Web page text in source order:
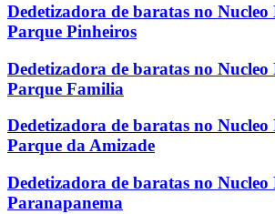
Dedetizadora de baratas no Nucleo
Parque Pinheiros
Dedetizadora de baratas no Nucleo
Parque Familia
Dedetizadora de baratas no Nucleo
Parque da Amizade
Dedetizadora de baratas no Nucleo
Paranapanema